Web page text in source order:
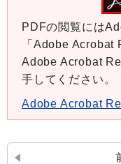
PDFの閲覧には
「Adobe Acrobat
Adobe Acrobat
手してください。
Adobe Acrobat